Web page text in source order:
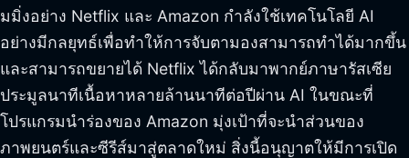
มมิ่งอย่าง Netflix และ Amazon กำลังใช้เทคโนโลยี AI
อย่างมีกลยุทธ์เพื่อทำให้การจับตามองสามารถทำได้มากขึ้น
และสามารถขยายได้ Netflix ได้กลับมาพากย์ภาษารัสเซีย
ประมูลนาทีเนื้อหาหลายล้านนาทีต่อปีผ่าน AI ในขณะที่
โปรแกรมนำร่องของ Amazon มุ่งเป้าที่จะนำส่วนของ
ภาพยนตร์และซีรีส์มาสู่ตลาดใหม่ สิ่งนี้อนุญาตให้มีการเปิด